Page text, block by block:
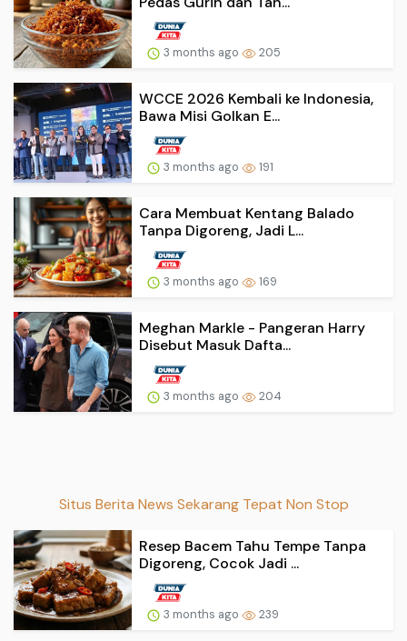
3 months ago 205
WCCE 2026 Kembali ke Indonesia,
Bawa Misi Golkan E...
3 months ago 191
Cara Membuat Kentang Balado
Tanpa Digoreng, Jadi L...
3 months ago 169
Meghan Markle - Pangeran Harry
Disebut Masuk Dafta...
3 months ago 204
Situs Berita News Sekarang Tepat Non Stop
Resep Bacem Tahu Tempe Tanpa
Digoreng, Cocok Jadi ...
3 months ago 239